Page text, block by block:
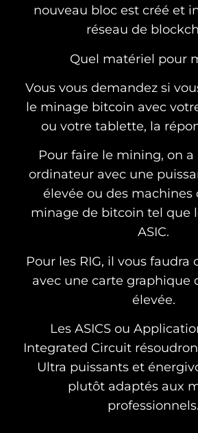
nouveau bloc est créé et
réseau de
Quel matériel pour
Vous vous demandez si
le minage bitcoin avec
ou votre tablette, la
Pour faire le mining, on a
ordinateur avec une
élevée ou des machines
minage de bitcoin tel que
ASIC.
Pour les RIG, il vous faudra
avec une carte graphique
élevée.
Les ASICS ou
Integrated Circuit
Ultra puissants et
plutôt adaptés aux
professionnels.